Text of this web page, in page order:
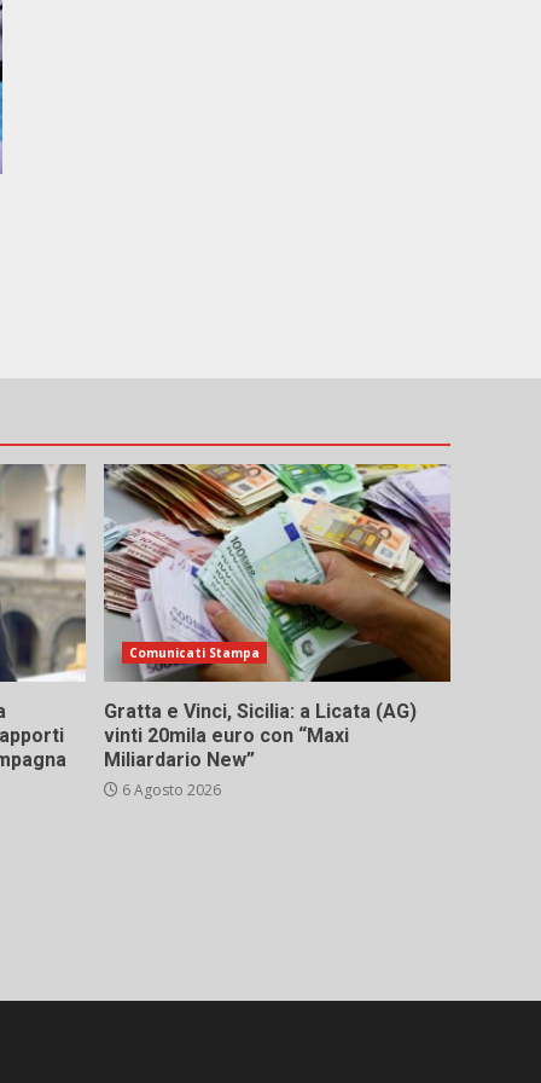
Comunicati Stampa
Gratta e Vinci, Sicilia: a Licata (AG)
vinti 20mila euro con “Maxi
Miliardario New”
6 Agosto 2026